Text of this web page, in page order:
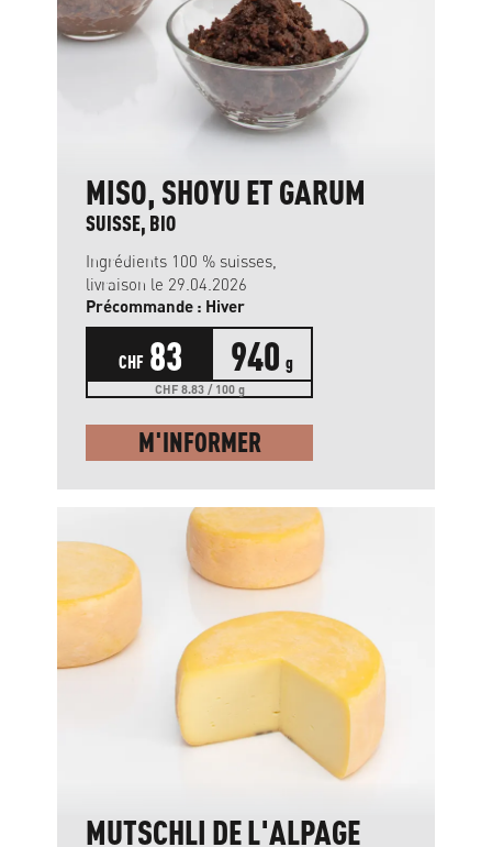
MISO, SHOYU ET GARUM
SUISSE, BIO
Ingrédients 100 % suisses,
livraison le 29.04.2026
Précommande : Hiver
CHF 83 940 g
CHF 8.83 / 100 g
M'INFORMER
MUTSCHLI DE L'ALPAGE